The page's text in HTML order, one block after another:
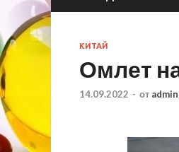
КИТАЙ
Омлет
14.09.2022 - от admin